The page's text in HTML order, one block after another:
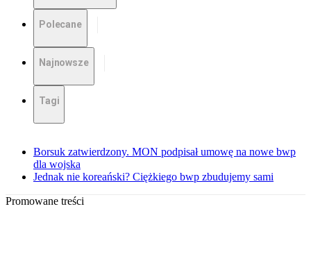
Polecane
Najnowsze
Tagi
Borsuk zatwierdzony. MON podpisał umowę na nowe bwp
dla wojska
Jednak nie koreański? Ciężkiego bwp zbudujemy sami
Promowane treści